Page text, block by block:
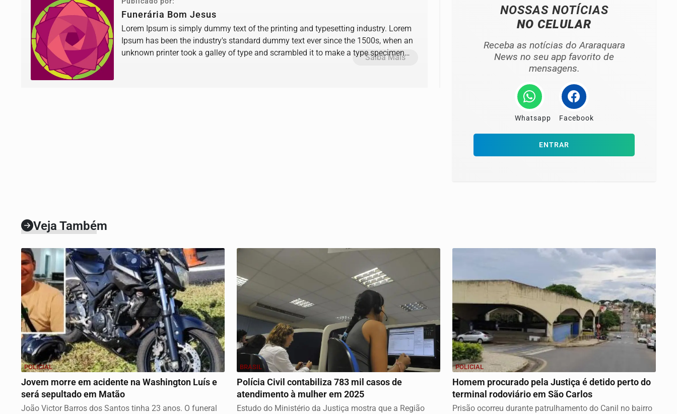
Funerária Bom Jesus
Lorem Ipsum is simply dummy text of the printing and typesetting industry. Lorem
Ipsum has been the industry's standard dummy text ever since the 1500s, when an
unknown printer took a galley of type and scrambled it to make a type specimen
Saiba Mais
NOSSAS NOTÍCIAS
NO CELULAR
Receba as notícias do Araraquara
News no seu app favorito de
mensagens.
Whatsapp Facebook
ENTRAR
Veja Também
POLICIAL
Jovem morre em acidente na Washington Luís e
será sepultado em Matão
João Victor Barros dos Santos tinha 23 anos. O funeral
BRASIL
Polícia Civil contabiliza 783 mil casos de
atendimento à mulher em 2025
Estudo do Ministério da Justiça mostra que a Região
POLICIAL
Homem procurado pela Justiça é detido perto do
terminal rodoviário em São Carlos
Prisão ocorreu durante patrulhamento do Canil no bairro